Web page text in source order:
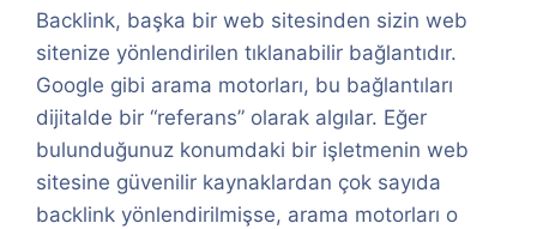
Backlink, başka bir web sitesinden sizin web
sitenize yönlendirilen tıklanabilir bağlantıdır.
Google gibi arama motorları, bu bağlantıları
dijitalde bir “referans” olarak algılar. Eğer
bulunduğunuz konumdaki bir işletmenin web
sitesine güvenilir kaynaklardan çok sayıda
backlink yönlendirilmişse, arama motorları o